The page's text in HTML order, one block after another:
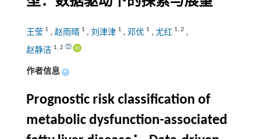
王莹 1 , 赵雨晴 1 , 刘津津 1 , 邓优 1 , 尤红 1, 2 ,
赵静洁 1, 2
作者信息 +
Prognostic risk classification of
metabolic dysfunction-associated